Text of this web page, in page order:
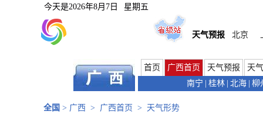
今天是2026年8月7日 星期五
天气预报 北京
首页 广西首页 天气预报
天
南宁
桂林 北海 柳
全国 > 广西 > 广西首页 > 天气形势